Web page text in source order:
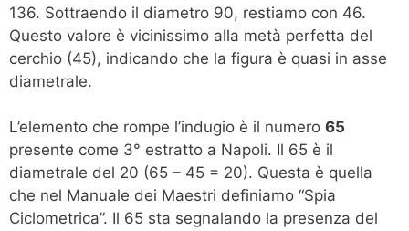
136. Sottraendo il diametro 90, restiamo con 46.
Questo valore è vicinissimo alla metà perfetta del
cerchio (45), indicando che la figura è quasi in asse
diametrale.
L’elemento che rompe l’indugio è il numero 65
presente come 3° estratto a Napoli. Il 65 è il
diametrale del 20 (65 – 45 = 20). Questa è quella
che nel Manuale dei Maestri definiamo “Spia
Ciclometrica”. Il 65 sta segnalando la presenza del